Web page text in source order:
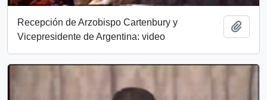
Recepción de Arzobispo Cartenbury y
Vicepresidente de Argentina: video